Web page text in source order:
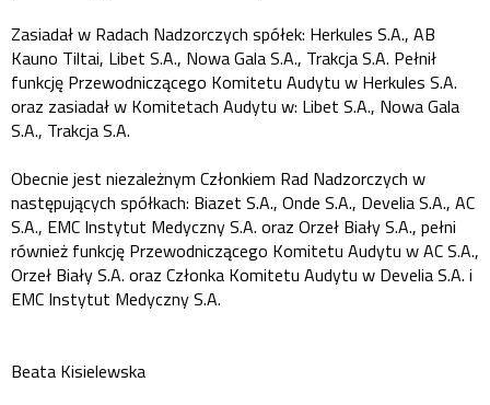
Zasiadał w Radach Nadzorczych spółek: Herkules S.A., AB
Kauno Tiltai, Libet S.A., Nowa Gala S.A., Trakcja S.A. Pełnił
funkcję Przewodniczącego Komitetu Audytu w Herkules S.A.
oraz zasiadał w Komitetach Audytu w: Libet S.A., Nowa Gala
S.A., Trakcja S.A.
Obecnie jest niezależnym Członkiem Rad Nadzorczych w
następujących spółkach: Biazet S.A., Onde S.A., Develia S.A., AC
S.A., EMC Instytut Medyczny S.A. oraz Orzeł Biały S.A., pełni
również funkcję Przewodniczącego Komitetu Audytu w AC S.A.,
Orzeł Biały S.A. oraz Członka Komitetu Audytu w Develia S.A. i
EMC Instytut Medyczny S.A.
Beata Kisielewska